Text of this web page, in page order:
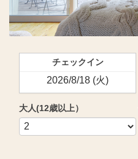
チェックイン
大人(12歳以上）